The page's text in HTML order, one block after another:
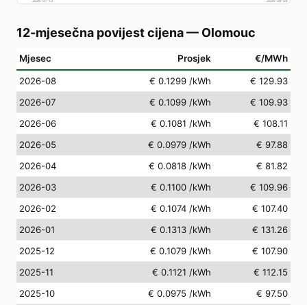
12-mjesečna povijest cijena— Olomouc
Mjesec Prosjek €/MWh
2026-08 € 0.1299 /kWh
€ 129.93
2026-07
€ 0.1099 /kWh
€ 109.93
2026-06
€ 0.1081 /kWh
€ 108.11
2026-05
€ 0.0979 /kWh
€ 97.88
2026-04
€ 0.0818 /kWh
€ 81.82
2026-03
€ 0.1100 /kWh
€ 109.96
2026-02
€ 0.1074 /kWh
€ 107.40
2026-01
€ 0.1313 /kWh
€ 131.26
2025-12
€ 0.1079 /kWh
€ 107.90
2025-11
€ 0.1121 /kWh
€ 112.15
2025-10
€ 0.0975 /kWh
€ 97.50